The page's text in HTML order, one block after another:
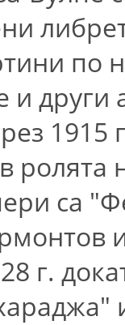
по
и
1915
ролята
са
г.